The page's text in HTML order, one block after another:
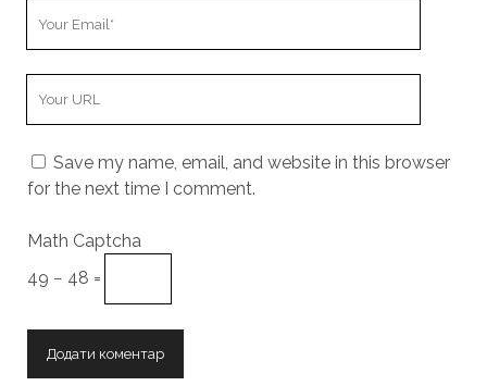
Save my name, email, and website in this browser
for the next time I comment.
Math Captcha
49 − 48 =